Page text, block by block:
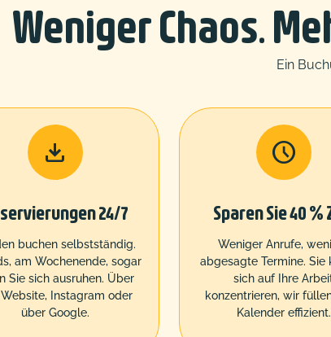
Weniger Chaos.
Ein

24/7
buchen selbstständig.
am Wochenende, sogar
Sie sich ausruhen. Über
Website, Instagram oder
über Google.

Sparen Sie 40 %
Weniger Anrufe,
abgesagte Termine. Sie
sich auf Ihre
konzentrieren, wir
Kalender effizient.